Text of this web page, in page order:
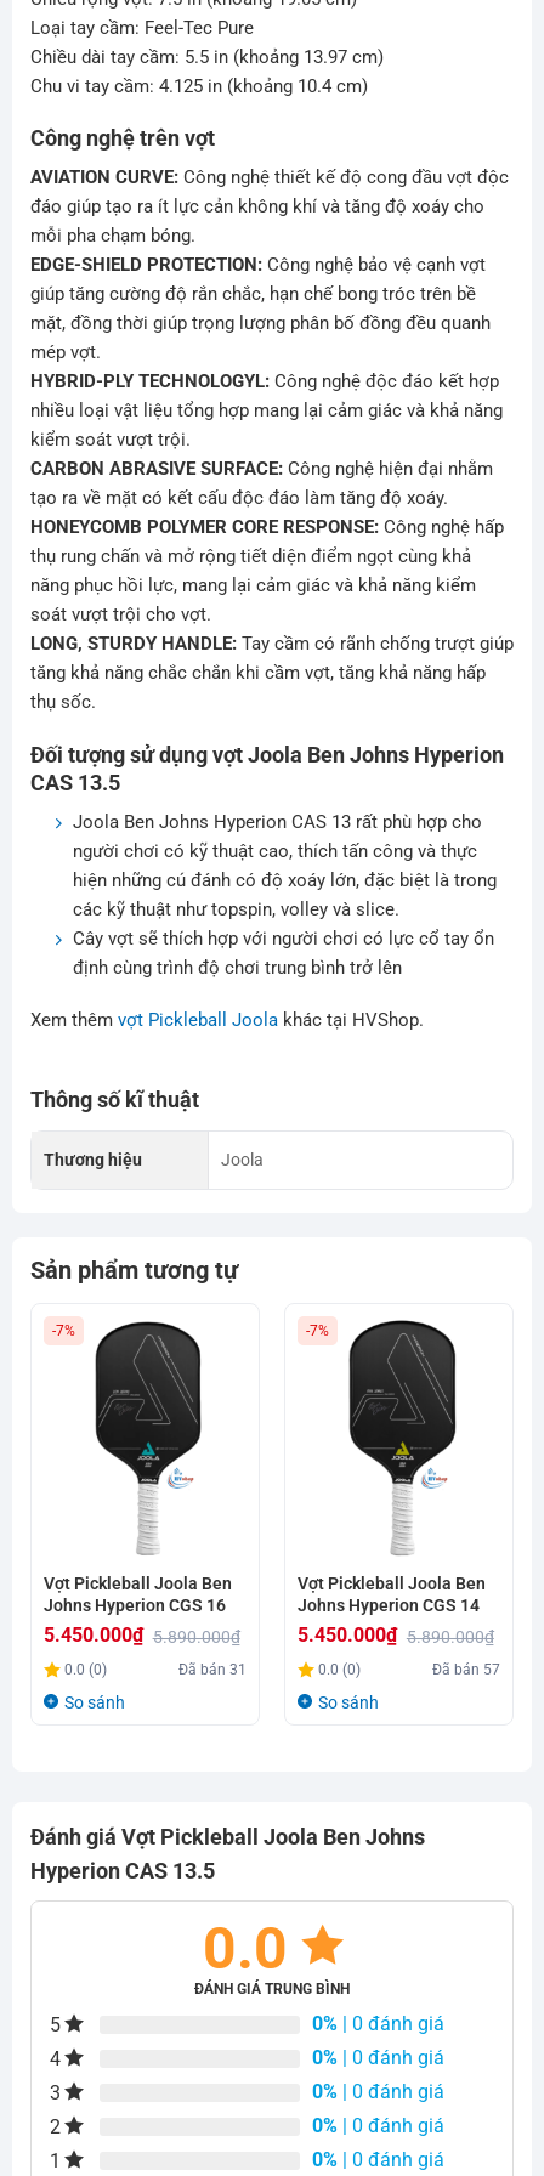
Loại tay cầm: Feel-Tec Pure
Chiều dài tay cầm: 5.5 in (khoảng 13.97 cm)
Chu vi tay cầm: 4.125 in (khoảng 10.4 cm)
Công nghệ trên vợt
AVIATION CURVE:Công nghệ thiết kế độ cong đầu vợt độc
đáo giúp tạo ra ít lực cản không khí và tăng độ xoáy cho
mỗi pha chạm bóng.
EDGE-SHIELD PROTECTION:Công nghệ bảo vệ cạnh vợt
giúp tăng cường độ rắn chắc, hạn chế bong tróc trên bề
mặt, đồng thời giúp trọng lượng phân bố đồng đều quanh
mép vợt.
HYBRID-PLY TECHNOLOGYL:Công nghệ độc đáo kết hợp
nhiều loại vật liệu tổng hợp mang lại cảm giác và khả năng
kiểm soát vượt trội.
CARBON ABRASIVE SURFACE:Công nghệ hiện đại nhằm
tạo ra về mặt có kết cấu độc đáo làm tăng độ xoáy.
HONEYCOMB POLYMER CORE RESPONSE:Công nghệ hấp
thụ rung chấn và mở rộng tiết diện điểm ngọt cùng khả
năng phục hồi lực, mang lại cảm giác và khả năng kiểm
soát vượt trội cho vợt.
LONG, STURDY HANDLE:Tay cầm có rãnh chống trượt giúp
tăng khả năng chắc chắn khi cầm vợt, tăng khả năng hấp
thụ sốc.
Đối tượng sử dụng vợt Joola Ben Johns Hyperion
CAS 13.5
Joola Ben Johns Hyperion CAS 13 rất phù hợp cho
người chơi có kỹ thuật cao, thích tấn công và thực
hiện những cú đánh có độ xoáy lớn, đặc biệt là trong
các kỹ thuật như topspin, volley và slice.
Cây vợt sẽ thích hợp với người chơi có lực cổ tay ổn
định cùng trình độ chơi trung bình trở lên
Xem thêm vợt Pickleball Joolakhác tại HVShop.
Thông số kĩ thuật
Thương hiệu Joola
Sản phẩm tương tự
-7%
Vợt Pickleball Joola Ben
Johns Hyperion CGS 16
5.890.000₫
Giá
gốc
5.450.000₫
Giá
hiện
0.0 (0) Đã bán31
So sánh
-7%
Vợt Pickleball Joola Ben
Johns Hyperion CGS 14
5.890.000₫
Giá
gốc
5.450.000₫
Giá
hiện
0.0 (0) Đã bán 57
So sánh
Đánh giá Vợt Pickleball Joola Ben Johns
Hyperion CAS 13.5
0.0
ĐÁNH GIÁ TRUNG BÌNH
5 0% | 0 đánh giá
4
0% | 0 đánh giá
3
0% | 0 đánh giá
2
0% | 0 đánh giá
1
0% | 0 đánh giá